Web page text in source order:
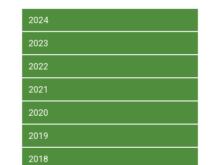
2024
2023
2022
2021
2020
2019
2018